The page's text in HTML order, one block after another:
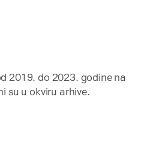
2019. do 2023. godine na
su u okviru arhive.